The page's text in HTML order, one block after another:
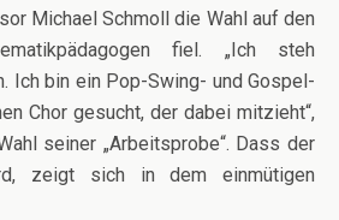
Michael Schmoll die Wahl auf den
fiel. „Ich steh
Ich bin ein Pop-Swing- und Gospel-
Chor gesucht, der dabei mitzieht“,
seiner „Arbeitsprobe“. Dass der
zeigt sich in dem einmütigen